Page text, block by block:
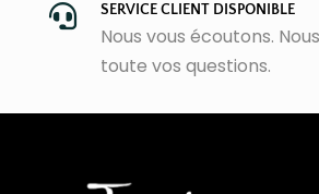
 SERVICE CLIENT DISPONIBLE
Nous vous écoutons.
toute vos questions.